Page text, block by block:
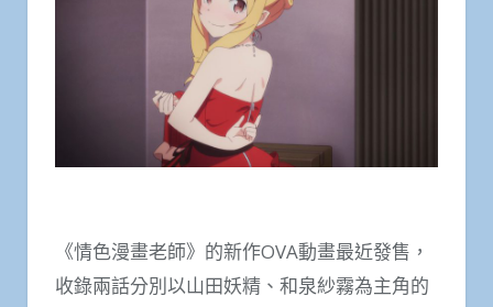
《情色漫畫老師》的新作OVA動畫最近發售，
收錄兩話分別以山田妖精、和泉紗霧為主角的